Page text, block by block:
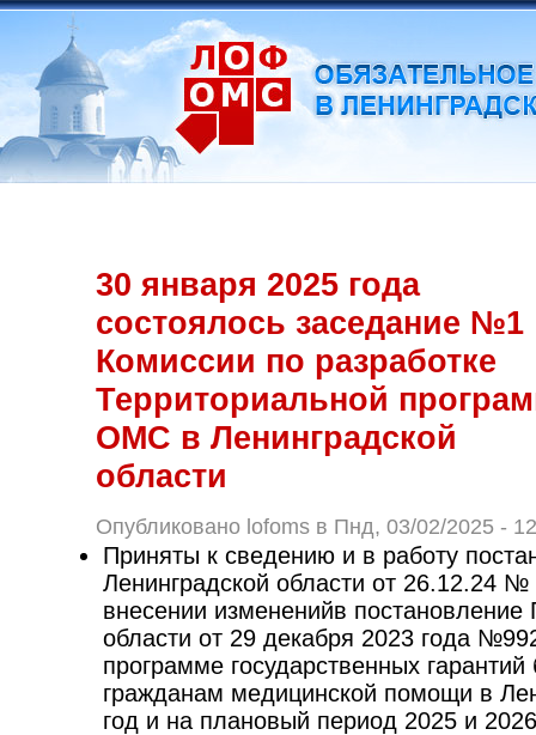
30 января 2025 года
состоялось заседание №1
Комиссии по разработке
Территориальной
ОМС в Ленинградской
области
Опубликовано lofoms в Пнд, 03/02/2025 -
Приняты к сведению и в работу
Ленинградской области от 26.12.24
внесении измененийв постановление
области от 29 декабря 2023 года
программе государственных гарантий
гражданам медицинской помощи в
год и на плановый период 2025 и